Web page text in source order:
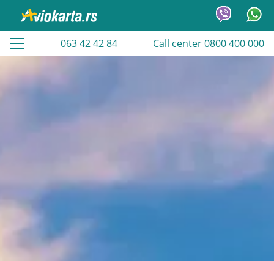
063 42 42 84 Call center 0800 400 000